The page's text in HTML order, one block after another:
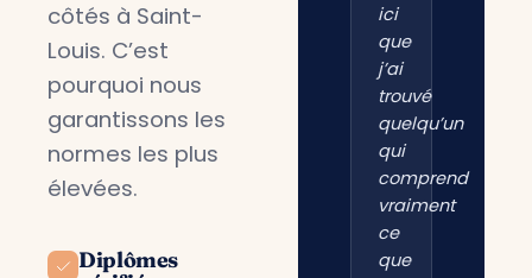
côtés à Saint-
Louis. C’est
pourquoi nous
garantissons les
normes les plus
élevées.
Diplômes
ici
que
j’ai
trouvé
quelqu’un
qui
comprend
vraiment
ce
que